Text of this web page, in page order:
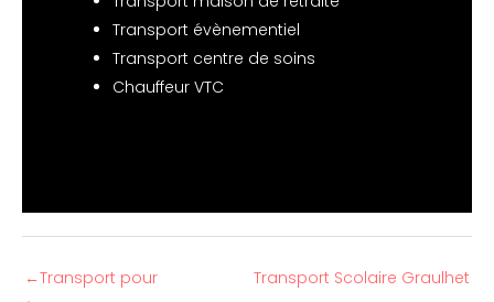
Transport évènementiel
Transport centre de soins
Chauffeur VTC
←Transport pour
Transport Scolaire Graulhet